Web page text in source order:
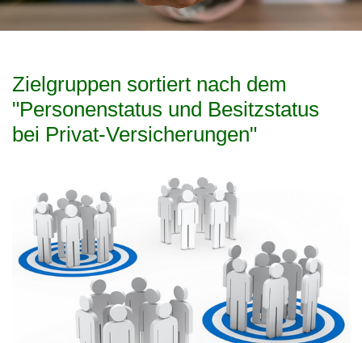
Zielgruppen sortiert nach dem
"Personenstatus und Besitzstatus
bei Privat-Versicherungen"